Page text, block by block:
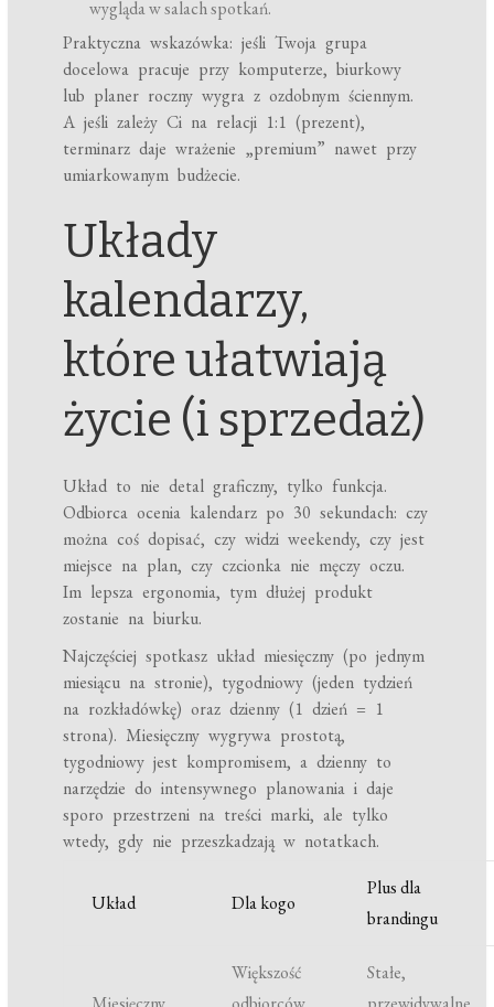
wygląda w salach spotkań.
Praktyczna wskazówka: jeśli Twoja grupa
docelowa pracuje przy komputerze, biurkowy
lub planer roczny wygra z ozdobnym ściennym.
A jeśli zależy Ci na relacji 1:1 (prezent),
terminarz daje wrażenie „premium” nawet przy
umiarkowanym budżecie.
Układy
kalendarzy,
które ułatwiają
życie (i sprzedaż)
Układ to nie detal graficzny, tylko funkcja.
Odbiorca ocenia kalendarz po 30 sekundach: czy
można coś dopisać, czy widzi weekendy, czy jest
miejsce na plan, czy czcionka nie męczy oczu.
Im lepsza ergonomia, tym dłużej produkt
zostanie na biurku.
Najczęściej spotkasz układ miesięczny (po jednym
miesiącu na stronie), tygodniowy (jeden tydzień
na rozkładówkę) oraz dzienny (1 dzień = 1
strona). Miesięczny wygrywa prostotą,
tygodniowy jest kompromisem, a dzienny to
narzędzie do intensywnego planowania i daje
sporo przestrzeni na treści marki, ale tylko
wtedy, gdy nie przeszkadzają w notatkach.
Układ Dla kogo
Plus dla
brandingu
Większość
Stałe,